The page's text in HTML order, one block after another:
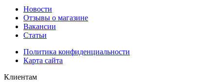
Новости
Отзывы о магазине
Вакансии
Статьи
Политика конфиденциальности
Карта сайта
Клиентам